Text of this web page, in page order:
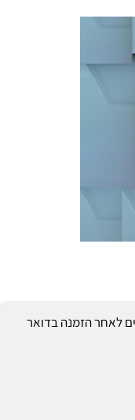
יוצא עד 3 ימים לאחר הזמנה בדואר